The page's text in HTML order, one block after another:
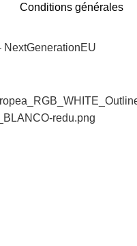
Conditions générales
NextGenerationEU